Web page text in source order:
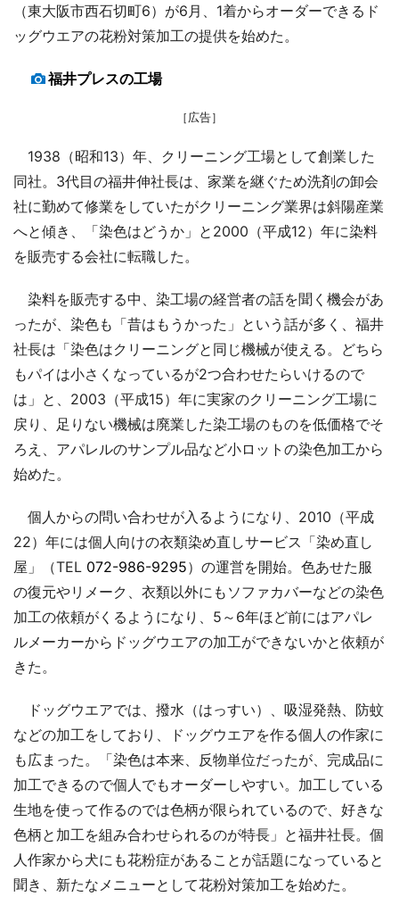
（東大阪市西石切町6）が6月、1着からオーダーできるド
ッグウエアの花粉対策加工の提供を始めた。
福井プレスの工場
［広告］
1938（昭和13）年、クリーニング工場として創業した
同社。3代目の福井伸社長は、家業を継ぐため洗剤の卸会
社に勤めて修業をしていたがクリーニング業界は斜陽産業
へと傾き、「染色はどうか」と2000（平成12）年に染料
を販売する会社に転職した。
染料を販売する中、染工場の経営者の話を聞く機会があ
ったが、染色も「昔はもうかった」という話が多く、福井
社長は「染色はクリーニングと同じ機械が使える。どちら
もパイは小さくなっているが2つ合わせたらいけるので
は」と、2003（平成15）年に実家のクリーニング工場に
戻り、足りない機械は廃業した染工場のものを低価格でそ
ろえ、アパレルのサンプル品など小ロットの染色加工から
始めた。
個人からの問い合わせが入るようになり、2010（平成
22）年には個人向けの衣類染め直しサービス「染め直し
屋」（TEL 072-986-9295）の運営を開始。色あせた服
の復元やリメーク、衣類以外にもソファカバーなどの染色
加工の依頼がくるようになり、5～6年ほど前にはアパレ
ルメーカーからドッグウエアの加工ができないかと依頼が
きた。
ドッグウエアでは、撥水（はっすい）、吸湿発熱、防蚊
などの加工をしており、ドッグウエアを作る個人の作家に
も広まった。「染色は本来、反物単位だったが、完成品に
加工できるので個人でもオーダーしやすい。加工している
生地を使って作るのでは色柄が限られているので、好きな
色柄と加工を組み合わせられるのが特長」と福井社長。個
人作家から犬にも花粉症があることが話題になっていると
聞き、新たなメニューとして花粉対策加工を始めた。